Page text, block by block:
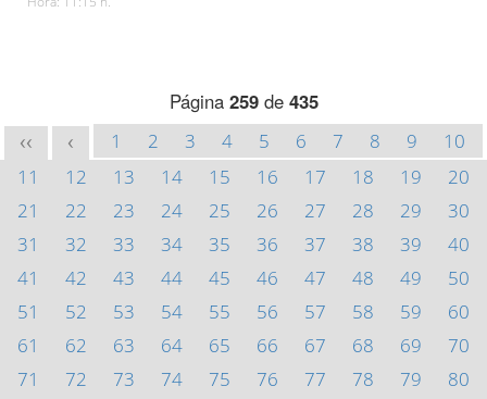
Página 259de 435
<< < 1 2 3 4 5 6 7 8 9
10
11
12 13 14 15 16 17 18 19
20
21
22 23 24 25 26 27 28 29
30
31
32 33 34 35 36 37 38 39
40
41
42 43 44 45 46 47 48 49
50
51
52 53 54 55 56 57 58 59
60
61
62 63 64 65 66 67 68 69
70
71
72 73 74 75 76 77 78 79
80